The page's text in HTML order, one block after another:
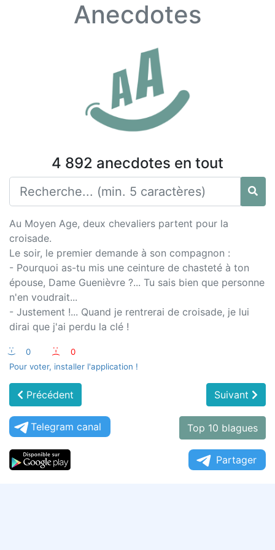
Anecdotes
4 892 anecdotes en tout
Au Moyen Age, deux chevaliers partent pour la
croisade.
Le soir, le premier demande à son compagnon :
- Pourquoi as-tu mis une ceinture de chasteté à ton
épouse, Dame Guenièvre ?... Tu sais bien que personne
n'en voudrait...
- Justement !... Quand je rentrerai de croisade, je lui
dirai que j'ai perdu la clé !
:-) 0 :-(
0
Pour voter, installer l'application !
Précédent Suivant
Telegram canal Top 10 blagues
Partager